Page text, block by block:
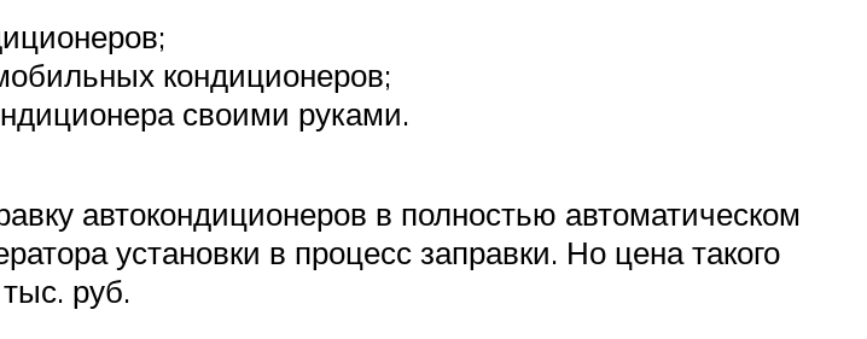
кондиционеров;
своими руками.
автокондиционеров в полностью автоматическом
установки в процесс заправки. Но цена такого
руб.